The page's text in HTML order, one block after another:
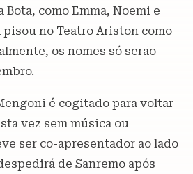
Bota, como Emma, Noemi e
no Teatro Ariston como
os nomes só serão
é cogitado para voltar
vez sem música ou
ser co-apresentador ao lado
de Sanremo após